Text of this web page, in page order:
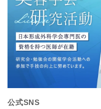
TCBグループは、取り
に蓄積・保管し、当該
失・破壊・改ざんおよ
つ適切な組織的・人的
ます。
【個人情報の共同利用に
TCBグループは、【利
得情報を共同して利用
なお、共同利用にあた
す。
公式SNS